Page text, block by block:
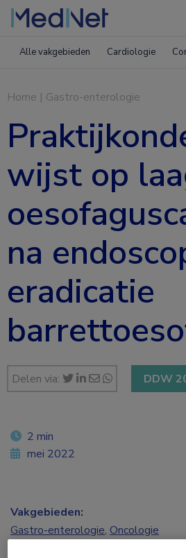
Alle vakgebieden Cardiologie
Home | Gastro-enterologie
wijst op
na
eradicatie
Delen via: DDW
2 min
mei 2022
Vakgebieden:
Gastro-enterologie, Oncologie